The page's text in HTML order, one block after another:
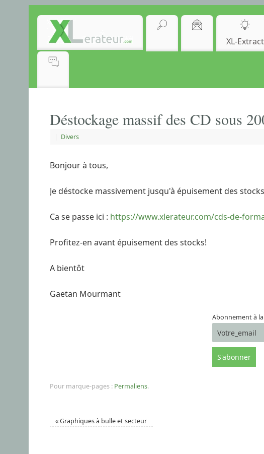
XL-Extract
Déstockage massif des CD sous
| Divers
Bonjour à tous,
Je déstocke massivement jusqu'à épuisement des
Ca se passe ici : https://www.xlerateur.com/cds-de-
Profitez-en avant épuisement des stocks!
A bientôt
Gaetan Mourmant
Abonnement à
Pour marque-pages : Permaliens.
«Graphiques à bulle et secteur